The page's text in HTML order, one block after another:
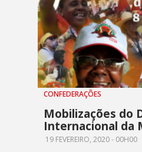
CONFEDERAÇÕES
Mobilizações do
Internacional da
19 FEVEREIRO, 2020 - 00H00